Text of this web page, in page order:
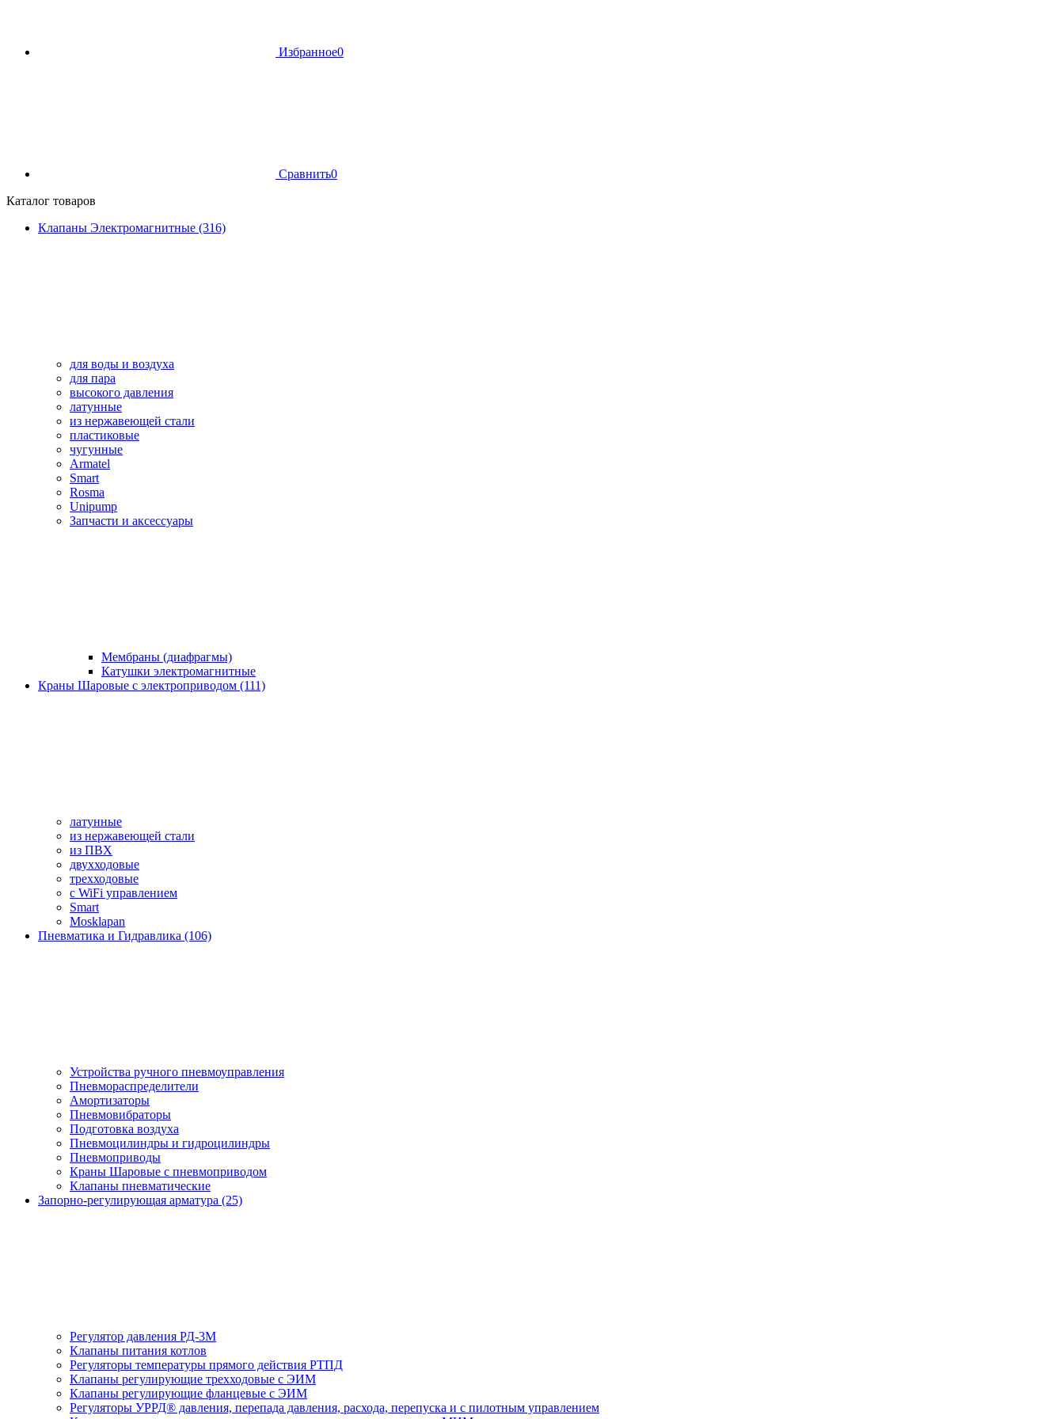
Избранное0
Сравнить0
Каталог товаров
Клапаны Электромагнитные (316)
для воды и воздуха
для пара
высокого давления
латунные
из нержавеющей стали
пластиковые
чугунные
Armatel
Smart
Rosma
Unipump
Запчасти и аксессуары
Мембраны (диафрагмы)
Катушки электромагнитные
Краны Шаровые с электроприводом (111)
латунные
из нержавеющей стали
из ПВХ
двухходовые
трехходовые
с WiFi управлением
Smart
Mosklapan
Пневматика и Гидравлика (106)
Устройства ручного пневмоуправления
Пневмораспределители
Амортизаторы
Пневмовибраторы
Подготовка воздуха
Пневмоцилиндры и гидроцилиндры
Пневмоприводы
Краны Шаровые с пневмоприводом
Клапаны пневматические
Запорно-регулирующая арматура (25)
Регулятор давления РД-3М
Клапаны питания котлов
Регуляторы температуры прямого действия РТПД
Клапаны регулирующие трехходовые с ЭИМ
Клапаны регулирующие фланцевые с ЭИМ
Регуляторы УРРД® давления, перепада давления, расхода, перепуска и с пилотным управлением